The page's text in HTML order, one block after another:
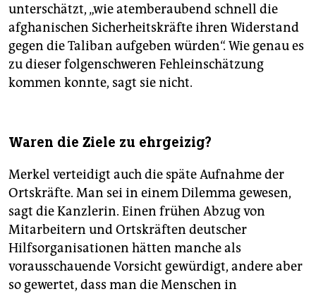
unterschätzt, „wie atemberaubend schnell die
afghanischen Sicherheitskräfte ihren Widerstand
gegen die Taliban aufgeben würden“. Wie genau es
zu dieser folgenschweren Fehleinschätzung
kommen konnte, sagt sie nicht.
Waren die Ziele zu ehrgeizig?
Merkel verteidigt auch die späte Aufnahme der
Ortskräfte. Man sei in einem Dilemma gewesen,
sagt die Kanzlerin. Einen frühen Abzug von
Mitarbeitern und Ortskräften deutscher
Hilfsorganisationen hätten manche als
vorausschauende Vorsicht gewürdigt, andere aber
so gewertet, dass man die Menschen in